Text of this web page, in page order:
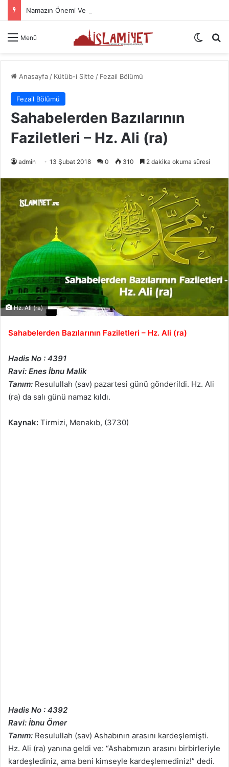
Namazın Önemi Ve Fazileti
Menü Dış
Anasayfa/ Kütüb-i Sitte / Fezail Bölümü
Fezail Bölümü
Sahabelerden Bazılarının
Faziletleri – Hz. Ali (ra)
admin 13 Şubat 2018 0 310 2 dakika okuma süresi
Hz. Ali (ra)
Sahabelerden Bazılarının Faziletleri – Hz. Ali (ra)
Hadis No : 4391
Ravi: Enes İbnu Malik
Tanım: Resulullah (sav) pazartesi günü gönderildi. Hz. Ali
(ra) da salı günü namaz kıldı.
Kaynak: Tirmizi, Menakıb, (3730)
Hadis No : 4392
Ravi: İbnu Ömer
Tanım: Resulullah (sav) Ashabının arasını kardeşlemişti.
Hz. Ali (ra) yanına geldi ve: “Ashabmızın arasını birbirleriyle
kardeşlediniz, ama beni kimseyle kardeşlemediniz!” dedi.